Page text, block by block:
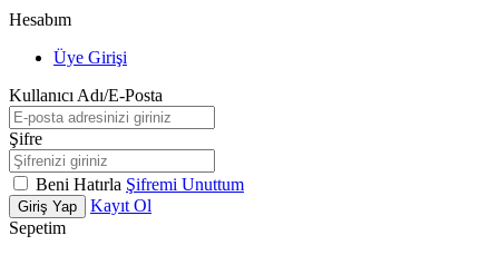
Hesabım
Üye Girişi
Kullanıcı Adı/E-Posta
Şifre
Beni Hatırla Şifremi Unuttum
Giriş Yap
Kayıt Ol
Sepetim